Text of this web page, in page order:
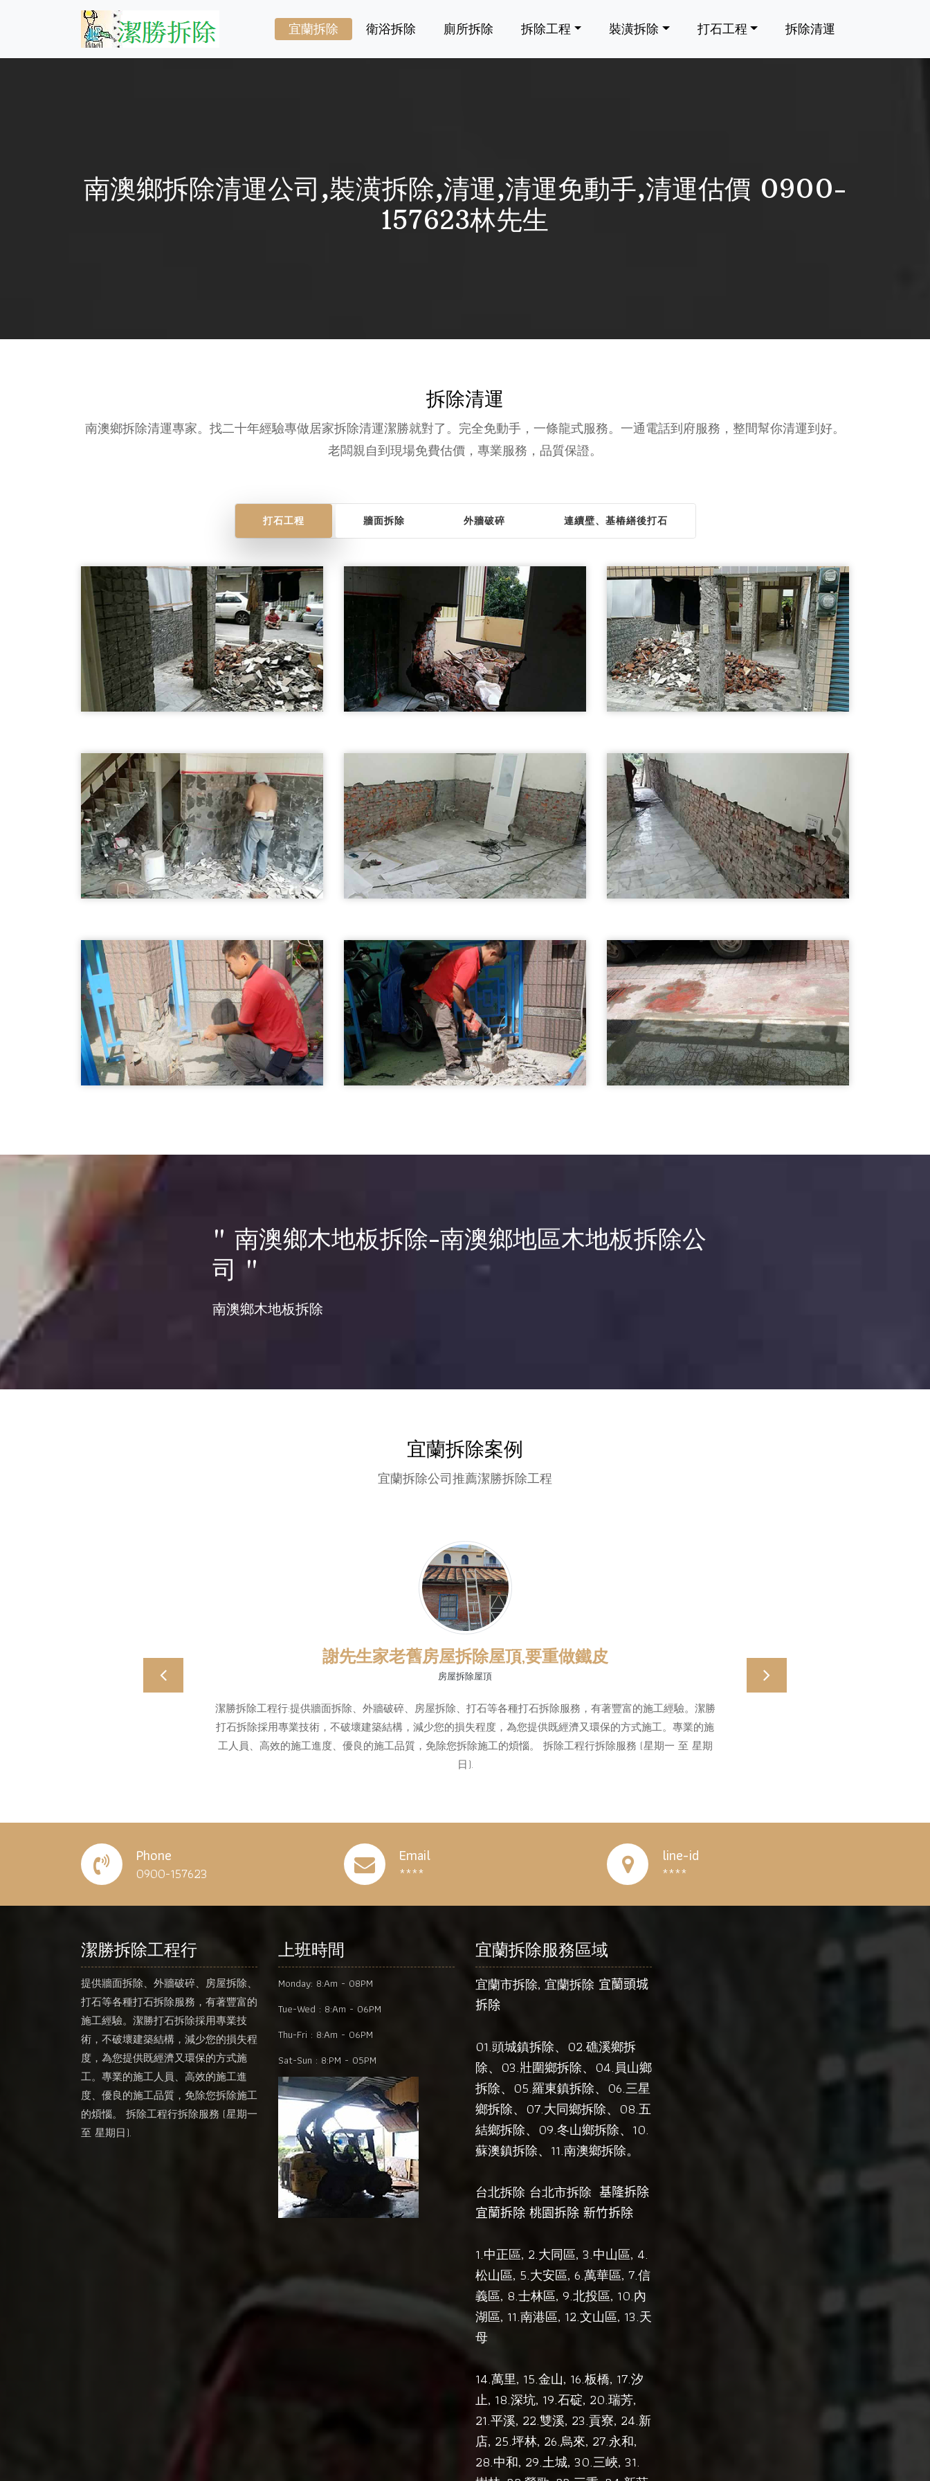
宜蘭拆除 衛浴拆除 廁所拆除 拆除工程 裝潢拆除 打石工程 拆除清運
南澳鄉拆除清運公司,裝潢拆除,清運,清運免動手,清運估價 0900-
157623林先生
拆除清運
南澳鄉拆除清運專家。找二十年經驗專做居家拆除清運潔勝就對了。完全免動手，一條龍式服務。一通電話到府服務，整間幫你清運到好。
老闆親自到現場免費估價，專業服務，品質保證。
打石工程 牆面拆除 外牆破碎 連續壁、基樁繕後打石
南澳鄉打石工程-牆面拆除
打石工程
南澳鄉打石工程-牆面拆除
打石工程
南澳鄉打石工程-牆面拆除
打石工程
南澳鄉打石工程-外牆破碎
打石工程
南澳鄉打石工程-外牆破碎
打石工程
南澳鄉打石工程-外牆破碎
打石工程
打石工程
" 南澳鄉木地板拆除-南澳鄉地區木地板拆除公
司 "
南澳鄉木地板拆除
宜蘭拆除案例
宜蘭拆除公司推薦潔勝拆除工程
謝先生家老舊房屋拆除屋頂,要重做鐵皮
房屋拆除屋頂
潔勝拆除工程行:提供牆面拆除、外牆破碎、房屋拆除、打石等各種打石拆除服務，有著豐富的施工經驗。潔勝
打石拆除採用專業技術，不破壞建築結構，減少您的損失程度，為您提供既經濟又環保的方式施工。專業的施
工人員、高效的施工進度、優良的施工品質，免除您拆除施工的煩惱。 拆除工程行拆除服務 (星期一 至 星期
日).
Previous Next
Phone
0900-157623
Email
****
line-id
****
潔勝拆除工程行
提供牆面拆除、外牆破碎、房屋拆除、
打石等各種打石拆除服務，有著豐富的
施工經驗。潔勝打石拆除採用專業技
術，不破壞建築結構，減少您的損失程
度，為您提供既經濟又環保的方式施
工。專業的施工人員、高效的施工進
度、優良的施工品質，免除您拆除施工
的煩惱。 拆除工程行拆除服務 (星期一
至 星期日).
上班時間
Monday: 8:Am - 08PM
Tue-Wed : 8:Am - 06PM
Thu-Fri : 8:Am - 06PM
Sat-Sun : 8:PM - 05PM
宜蘭拆除服務區域
宜蘭市拆除, 宜蘭拆除 宜蘭頭城
拆除
01.頭城鎮拆除、02.礁溪鄉拆
除、03.壯圍鄉拆除、04.員山鄉
拆除、05.羅東鎮拆除、06.三星
鄉拆除、07.大同鄉拆除、08.五
結鄉拆除、09.冬山鄉拆除、10.
蘇澳鎮拆除、11.南澳鄉拆除。
台北拆除 台北市拆除 基隆拆除
宜蘭拆除 桃園拆除 新竹拆除
1.中正區, 2.大同區, 3.中山區, 4.
松山區, 5.大安區, 6.萬華區, 7.信
義區, 8.士林區, 9.北投區, 10.內
湖區, 11.南港區, 12.文山區, 13.天
母
14.萬里, 15.金山, 16.板橋, 17.汐
止, 18.深坑, 19.石碇, 20.瑞芳,
21.平溪, 22.雙溪, 23.貢寮, 24.新
店, 25.坪林, 26.烏來, 27.永和,
28.中和, 29.土城, 30.三峽, 31.